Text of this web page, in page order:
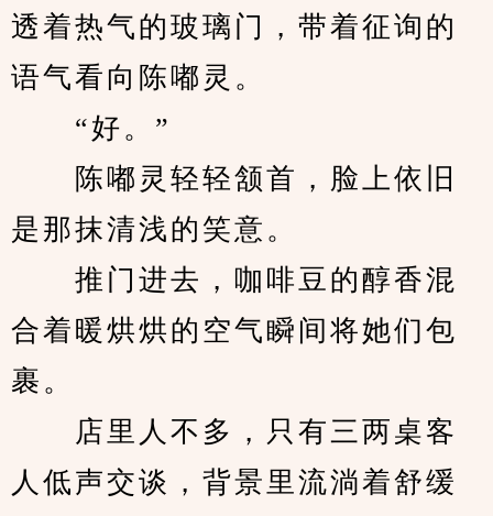
透着热气的玻璃门，带着征询的
语气看向陈嘟灵。
“好。”
陈嘟灵轻轻颔首，脸上依旧
是那抹清浅的笑意。
推门进去，咖啡豆的醇香混
合着暖烘烘的空气瞬间将她们包
裹。
店里人不多，只有三两桌客
人低声交谈，背景里流淌着舒缓